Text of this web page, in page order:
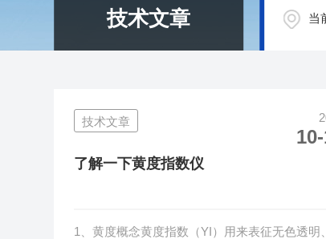
技术文章 当
技术文章
了解一下黄度指数仪
1、黄度概念黄度指数（YI）用来表征无色透明